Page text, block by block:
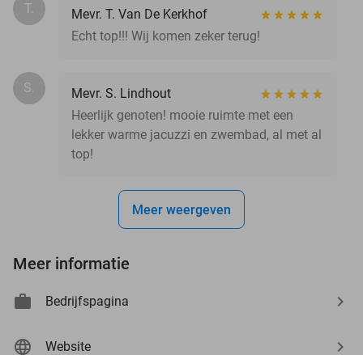
T.
Mevr. T. Van De Kerkhof
Echt top!!! Wij komen zeker terug!
S.
Mevr. S. Lindhout
Heerlijk genoten! mooie ruimte met een
lekker warme jacuzzi en zwembad, al met al
top!
Meer weergeven
Meer informatie
Bedrijfspagina
Website